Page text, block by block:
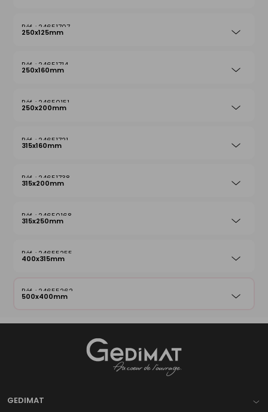
24651707
250x125mm
24651714
250x160mm
24650151
250x200mm
24651721
315x160mm
24651738
315x200mm
24650168
315x250mm
24655255
400x315mm
24655262
500x400mm
GEDIMAT